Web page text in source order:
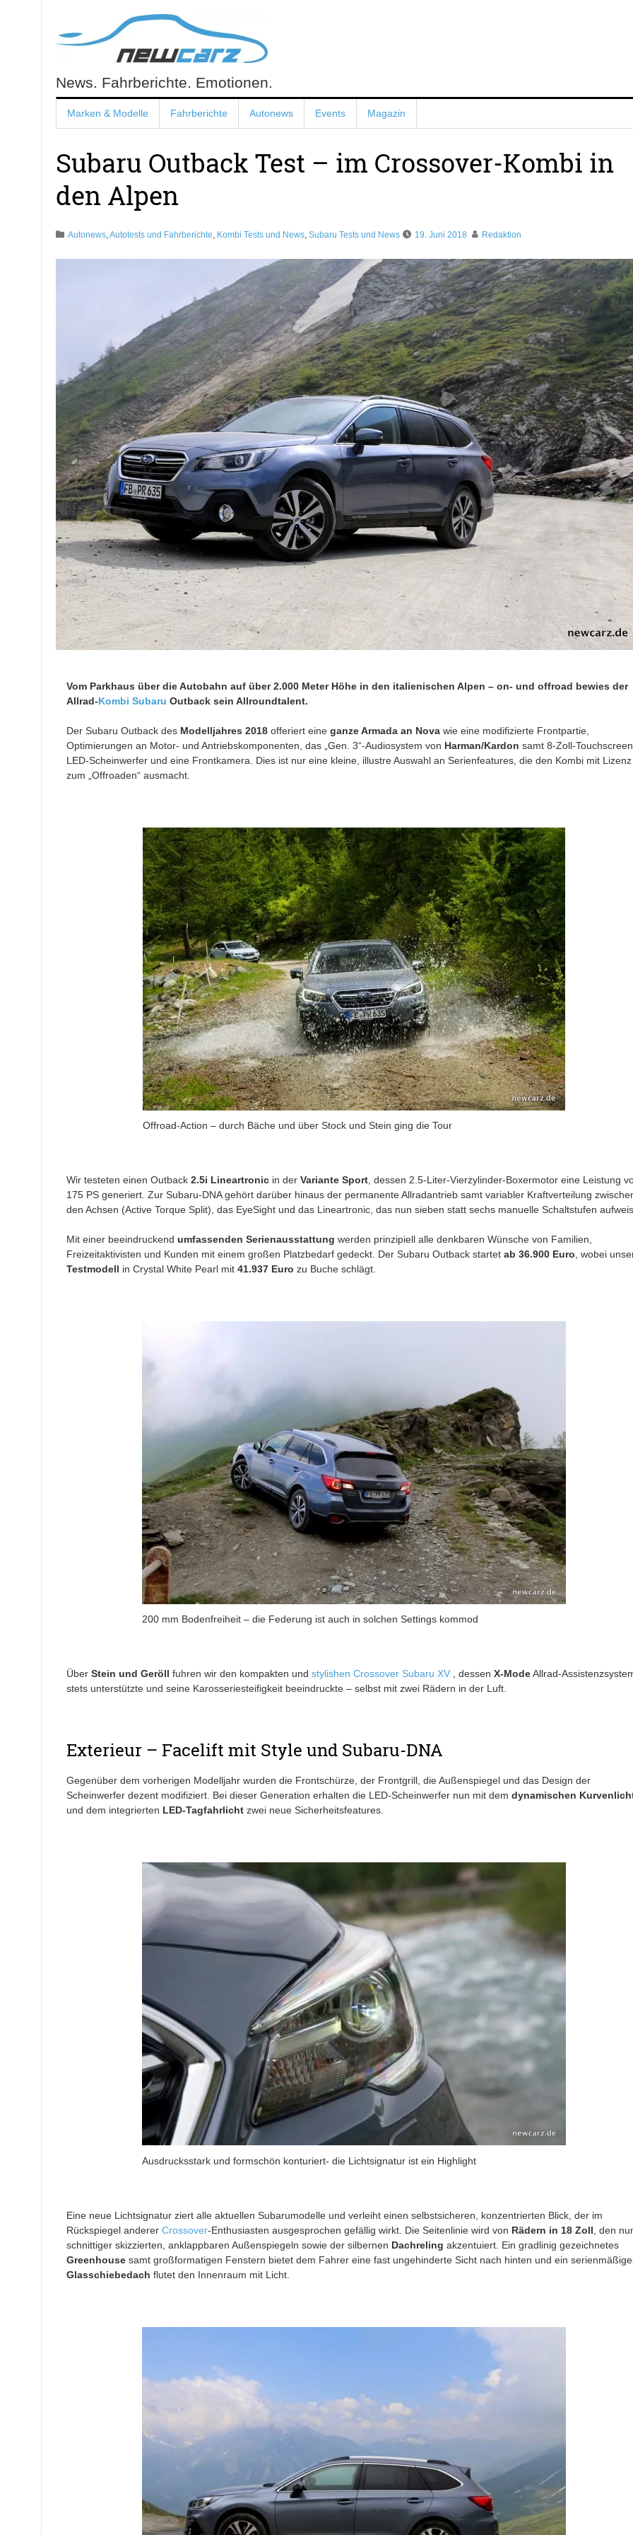
content
NewCarz.de
News. Fahrberichte. Emotionen.
Marken & Modelle Fahrberichte Autonews Events Magazin
Subaru Outback Test – im Crossover-Kombi in
den Alpen
Autonews, Autotests und Fahrberichte Kombi Tests und News, Subaru Tests und News 19. Juni 2018 Redaktion
Vom Parkhaus über die Autobahn auf über 2.000 Meter Höhe in den italienischen Alpen – on- und offroad bewies der
Allrad-Kombi Subaru Outback sein Allroundtalent.
Der Subaru Outback des Modelljahres 2018offeriert eine ganze Armada an Novawie eine modifizierte Frontpartie,
Optimierungen an Motor- und Antriebskomponenten, das „Gen. 3“-Audiosystem von Harman/Kardon samt 8-Zoll-
LED-Scheinwerfer und eine Frontkamera. Dies ist nur eine kleine, illustre Auswahl an Serienfeatures, die den Kombi mit Lizenz
zum „Offroaden“ ausmacht.
Offroad-Action – durch Bäche und über Stock und Stein ging die Tour
Wir testeten einen Outback 2.5i Lineartronicin der Variante Sport, dessen 2.5-Liter-Vierzylinder-Boxermotor eine Leistung
175 PS generiert. Zur Subaru-DNA gehört darüber hinaus der permanente Allradantrieb samt variabler Kraftverteilung
den Achsen (Active Torque Split), das EyeSight und das Lineartronic, das nun sieben statt sechs manuelle Schaltstufen
Mit einer beeindruckend umfassenden Serienausstattung werden prinzipiell alle denkbaren Wünsche von Familien,
Freizeitaktivisten und Kunden mit einem großen Platzbedarf gedeckt. Der Subaru Outback startet ab 36.900 Euro , wobei
Testmodell in Crystal White Pearl mit 41.937 Euro zu Buche schlägt.
200 mm Bodenfreiheit – die Federung ist auch in solchen Settings kommod
Über Stein und Geröll fuhren wir den kompakten und stylishen Crossover Subaru XV, dessen X-ModeAllrad-
stets unterstützte und seine Karosseriesteifigkeit beeindruckte – selbst mit zwei Rädern in der Luft.
Exterieur – Facelift mit Style und Subaru-DNA
Gegenüber dem vorherigen Modelljahr wurden die Frontschürze, der Frontgrill, die Außenspiegel und das Design der
Scheinwerfer dezent modifiziert. Bei dieser Generation erhalten die LED-Scheinwerfer nun mit dem dynamischen
und dem integrierten LED-Tagfahrlichtzwei neue Sicherheitsfeatures.
Ausdrucksstark und formschön konturiert- die Lichtsignatur ist ein Highlight
Eine neue Lichtsignatur ziert alle aktuellen Subarumodelle und verleiht einen selbstsicheren, konzentrierten Blick, der im
Rückspiegel anderer Crossover-Enthusiasten ausgesprochen gefällig wirkt. Die Seitenlinie wird von Rädern in 18 Zoll , den
schnittiger skizzierten, anklappbaren Außenspiegeln sowie der silbernen Dachreling akzentuiert. Ein gradlinig gezeichnetes
Greenhousesamt großformatigen Fenstern bietet dem Fahrer eine fast ungehinderte Sicht nach hinten und ein
Glasschiebedach flutet den Innenraum mit Licht.